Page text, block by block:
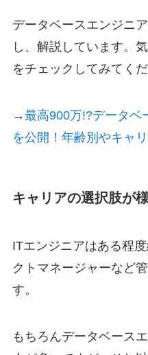
データベースエンジニ
し、解説しています。
をチェックしてみてくだ
→最高900万!?データベ
を公開！年齢別やキャ
キャリアの選択肢が
ITエンジニアはある程
クトマネージャーなど
す。
もちろんデータベース